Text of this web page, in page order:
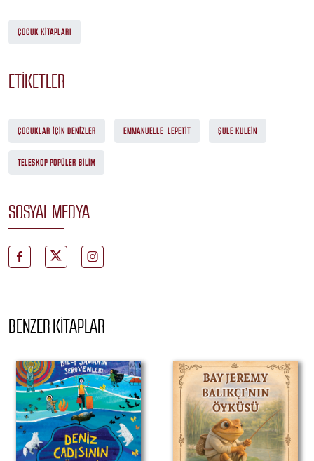
ÇOCUK KITAPLARI
ETIKETLER
ÇOCUKLAR İÇIN DENIZLER EMMANUELLE LEPETIT ŞULE KULEIN
TELESKOP POPÜLER BILIM
SOSYAL MEDYA
BENZER KITAPLAR